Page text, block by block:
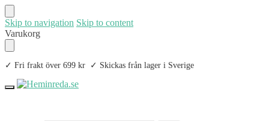
Skip to navigation Skip to content
Varukorg
✓ Fri frakt över 699 kr ✓ Skickas från lager i Sverige